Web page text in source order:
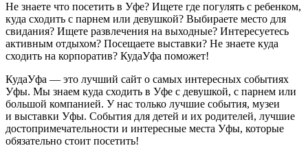
Не знаете что посетить в Уфе? Ищете где погулять с ребенком,
куда сходить с парнем или девушкой? Выбираете место для
свидания? Ищете развлечения на выходные? Интересуетесь
активным отдыхом? Посещаете выставки? Не знаете куда
сходить на корпоратив? КудаУфа поможет!
КудаУфа — это лучший сайт о самых интересных событиях
Уфы. Мы знаем куда сходить в Уфе с девушкой, с парнем или
большой компанией. У нас только лучшие события, музеи
и выставки Уфы. События для детей и их родителей, лучшие
достопримечательности и интересные места Уфы, которые
обязательно стоит посетить!